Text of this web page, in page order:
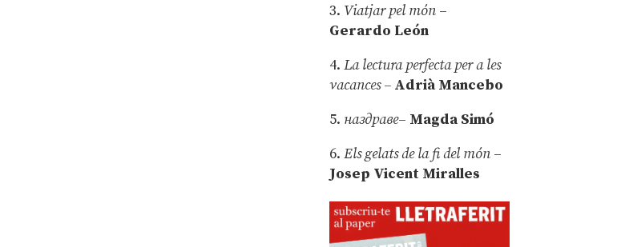
3. Viatjar pel món –
Gerardo León
4.La lectura perfecta per a les
vacances – Adrià Mancebo
5. наздраве– Magda Simó
6.Els gelats de la fi del món –
Josep Vicent Miralles